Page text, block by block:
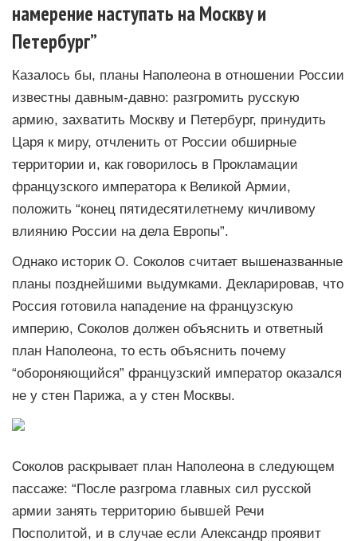
намерение наступать на Москву и
Петербург”
Казалось бы, планы Наполеона в отношении России
известны давным-давно: разгромить русскую
армию, захватить Москву и Петербург, принудить
Царя к миру, отчленить от России обширные
территории и, как говорилось в Прокламации
французского императора к Великой Армии,
положить “конец пятидесятилетнему кичливому
влиянию России на дела Европы”.
Однако историк О. Соколов считает вышеназванные
планы позднейшими выдумками. Декларировав, что
Россия готовила нападение на французскую
империю, Соколов должен объяснить и ответный
план Наполеона, то есть объяснить почему
“обороняющийся” французский император оказался
не у стен Парижа, а у стен Москвы.
Соколов раскрывает план Наполеона в следующем
пассаже: “После разгрома главных сил русской
армии занять территорию бывшей Речи
Посполитой, и в случае если Александр проявит